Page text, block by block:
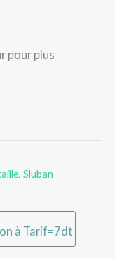
pour plus
, Sluban
à Tarif=7dt